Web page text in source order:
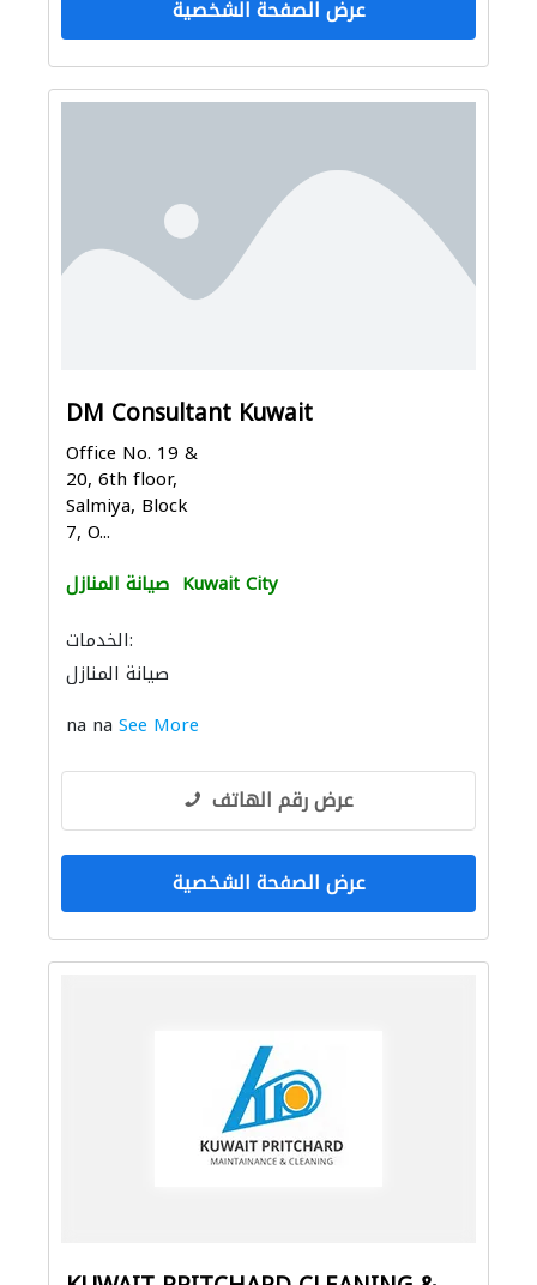
عرض الصفحة الشخصية
DM Consultant Kuwait
Office No. 19 &
20, 6th floor,
Salmiya, Block
7, O...
صيانة المنازل Kuwait City
الخدمات:
صيانة المنازل
na na See More
عرض رقم الهاتف
عرض الصفحة الشخصية